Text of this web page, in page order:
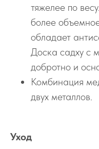
тяжелее по
более
обладает
Доска садху с
добротно и
Комбинация
двух металлов.
Уход